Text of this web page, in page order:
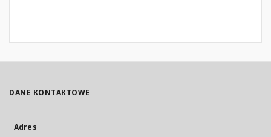
DANE KONTAKTOWE
Adres